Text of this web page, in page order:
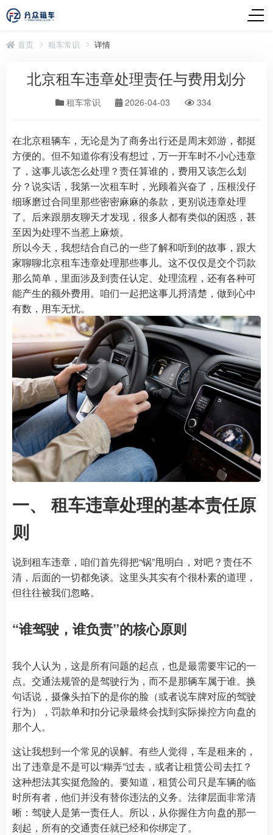
首页 租车常识 详情
北京租车违章处理责任与费用划分
租车常识 2026-04-03 334
在北京租辆车，无论是为了商务出行还是周末郊游，都挺
方便的。但不知道你有没有想过，万一开车时不小心违章
了，这事儿该怎么处理？责任算谁的，费用又该怎么划
分？说实话，我第一次租车时，光顾着兴奋了，压根没仔
细琢磨过合同里那些密密麻麻的条款，更别说违章处理
了。后来跟朋友聊天才发现，很多人都有类似的困惑，甚
至因为处理不当惹上麻烦。
所以今天，我想结合自己的一些了解和听到的故事，跟大
家聊聊北京租车违章处理那些事儿。这不仅仅是交个罚款
那么简单，里面涉及到责任认定、处理流程，还有各种可
能产生的额外费用。咱们一起把这事儿捋清楚，做到心中
有数，用车无忧。
一、 租车违章处理的基本责任原
则
说到租车违章，咱们首先得把“锅”甩明白，对吧？责任不
清，后面的一切都免谈。这里头其实有个很朴素的道理，
但往往被我们忽略。
“谁驾驶，谁负责”的核心原则
我个人认为，这是所有问题的起点，也是最需要牢记的一
点。交通法规管的是驾驶行为，而不是那辆车属于谁。换
句话说，摄像头拍下的是你的脸（或者说车牌对应的驾驶
行为），罚款单和扣分记录最终会找到实际操控方向盘的
那个人。
这让我想到一个常见的误解。有些人觉得，车是租来的，
出了违章是不是可以“糊弄”过去，或者让租赁公司去扛？
这种想法其实挺危险的。要知道，租赁公司只是车辆的临
时所有者，他们并没有替你违法的义务。法律层面非常清
晰：驾驶人是第一责任人。所以，从你握住方向盘的那一
刻起，所有的交通责任就已经和你绑定了。